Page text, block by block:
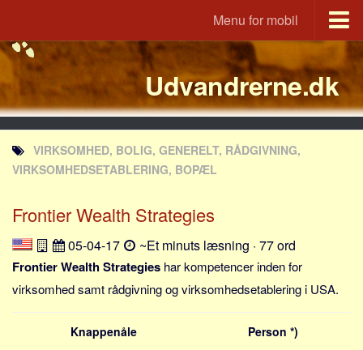
Menu for mobil
Portal
Udvandrerne.dk
Utvandrerne.no
Utvandrarna.se
Tyskland.dk
Rusland.dk
JLKM.dk
Lande
Tyrkiet
Udvandrerne.dk
VIRKSOMHED, BOLIG, GENERELT, RÅDGIVNING,
VIRKSOMHEDSETABLERING, BOPÆL
Frontier Wealth Strategies
05-04-17 ~Et minuts læsning · 77 ord
Frontier Wealth Strategies har kompetencer inden for
virksomhed samt rådgivning og virksomhedsetablering i USA.
Knappenåle Person *)